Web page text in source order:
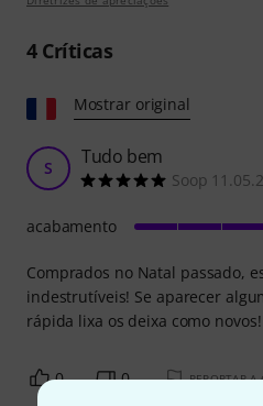
4Críticas
Mostrar original
S Tudo bem
Soop
Comprados no Natal passado,
indestrutíveis! Se aparecer
rápida lixa os deixa como novos!
acabamento
0 0 REPORTAR A